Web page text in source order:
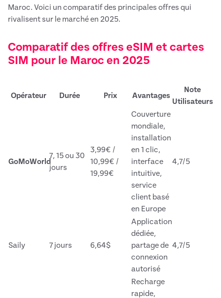
Maroc. Voici un comparatif des principales offres qui
rivalisent sur le marché en 2025.
Comparatif des offres eSIM et cartes
SIM pour le Maroc en 2025
Opérateur Durée Prix Avantages
Note
Utilisateurs
GoMoWorld
7, 15 ou 30
jours
3,99€ /
10,99€ /
19,99€
Couverture
mondiale,
installation
en 1 clic,
interface
intuitive,
service
client basé
en Europe
4,7/5
Saily 7 jours 6,64$
Application
dédiée,
partage de
connexion
autorisé
4,7/5
Recharge
rapide,